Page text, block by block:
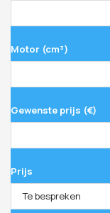
Motor (cm³)
Gewenste prijs (€)
Prijs
Te bespreken